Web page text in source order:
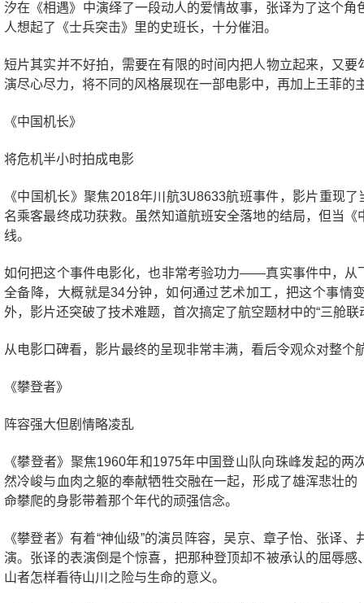
汐在《相遇》中演绎了一段动人的爱情故事，张译为了这个
人想起了《士兵突击》里的史班长，十分催泪。
短片其实并不好拍，需要在有限的时间内把人物立起来，又
演尽心尽力，将不同的风格展现在一部电影中，再加上王菲的
《中国机长》
将危机半小时拍成电影
《中国机长》聚焦2018年川航3U8633航班事件，影片重现
名乘客最终成功获救。虽然知道航班安全落地的结局，但当
线。
如何把这个事件电影化，也非常考验功力——真实事件中，从
全备降，大概就是34分钟，如何通过艺术加工，把这个事情
外，影片还突破了技术难题，首次搞定了航空题材中的“三舱联
从电影口碑看，影片最终的呈现非常丰满，看后令观众对整个
《攀登者》
阵容强大但剧情略凌乱
《攀登者》聚焦1960年和1975年中国登山队向珠峰发起的
然冷峻与血肉之躯的奉献牺牲交融在一起，形成了雄浑悲壮
命攀爬的身影带着那个年代的顽强信念。
《攀登者》有着“神仙级”的演员阵容，吴京、章子怡、张译
演。张译的表演倒是个惊喜，把那种登顶却不被承认的屈辱
山者怎样看待山川之险与生命的意义。